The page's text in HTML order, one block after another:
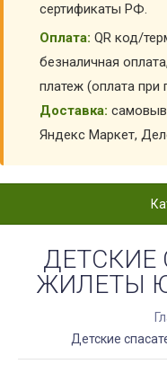
сертификаты РФ.
Оплата: QR код/
безналичная
платеж (оплата при
Доставка:
Яндекс Маркет,
ДЕТСКИЕ
ЖИЛЕТЫ
Детские